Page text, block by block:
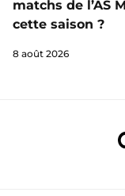
matchs de l’AS
cette saison ?
8 août 2026